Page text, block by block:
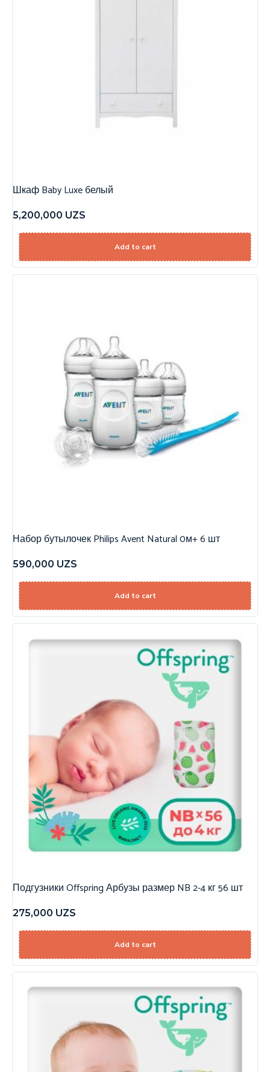
Шкаф Baby Luxe белый
5,200,000 UZS
Add to cart
Набор бутылочек Philips Avent Natural 0м+ 6 шт
590,000 UZS
Add to cart
Подгузники Offspring Арбузы размер NB 2-4 кг 56 шт
275,000 UZS
Add to cart